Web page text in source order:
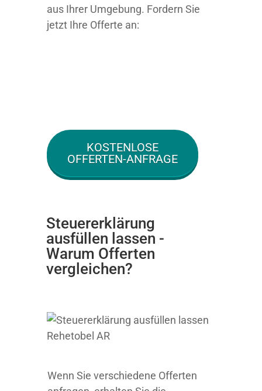
aus Ihrer Umgebung. Fordern Sie
jetzt Ihre Offerte an:
KOSTENLOSE
OFFERTEN-ANFRAGE
Steuererklärung
ausfüllen lassen -
Warum Offerten
vergleichen?
Wenn Sie verschiedene Offerten